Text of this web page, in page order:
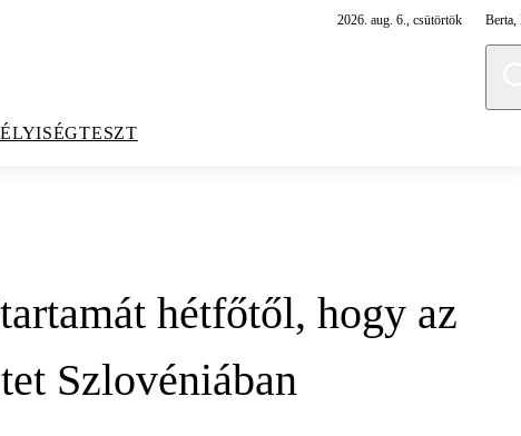
2026. aug. 6., csütörtök Berta,
hétfőtől, hogy az
Szlovéniában